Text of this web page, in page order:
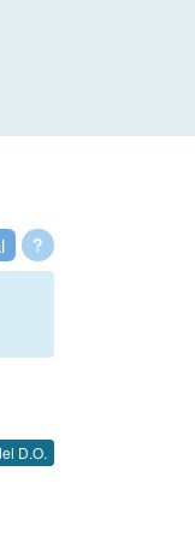
?
D.O.